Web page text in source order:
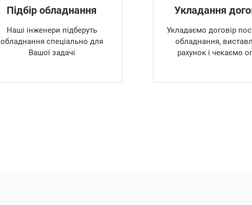
Підбір обладнання
Наші інженери підберуть
обладнання спеціально для
Вашої задачі
Укладання
Укладаємо договір
обладнання,
рахунок і чекаємо